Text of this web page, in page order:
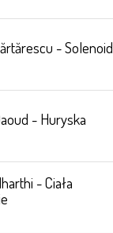
- Solenoid
- Huryska
- Ciała